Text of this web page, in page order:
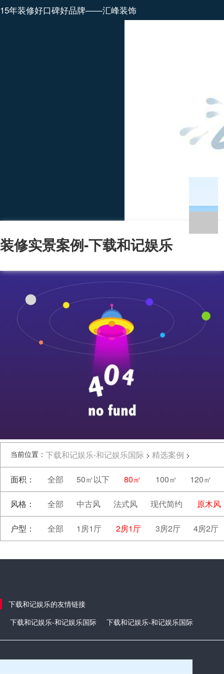
15年装修好口碑好品牌——汇峰装饰
装修实景案例-下载和记娱乐
当前位置： 下载和记娱乐-和记娱乐国际 > 精选案例 >
面积： 全部 50㎡以下 80㎡ 100㎡ 120㎡
风格： 全部 中古风 法式风 现代简约 原木风
户型： 全部 1房1厅 2房1厅 3房2厅 4房2厅
下载和记娱乐的友情链接
下载和记娱乐-和记娱乐国际
下载和记娱乐-和记娱乐国际